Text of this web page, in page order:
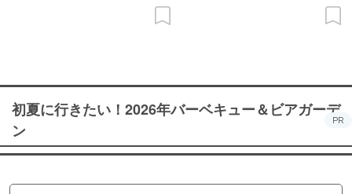
初夏に行きたい！2026年バーベキュー＆ビアガーデ
ン
PR